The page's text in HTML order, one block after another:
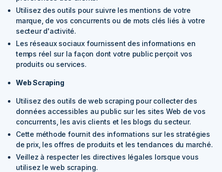
Utilisez des outils pour suivre les mentions de votre
marque, de vos concurrents ou de mots clés liés à votre
secteur d'activité.
Les réseaux sociaux fournissent des informations en
temps réel sur la façon dont votre public perçoit vos
produits ou services.
Web Scraping
Utilisez des outils de web scraping pour collecter des
données accessibles au public sur les sites Web de vos
concurrents, les avis clients et les blogs du secteur.
Cette méthode fournit des informations sur les stratégies
de prix, les offres de produits et les tendances du marché.
Veillez à respecter les directives légales lorsque vous
utilisez le web scraping.